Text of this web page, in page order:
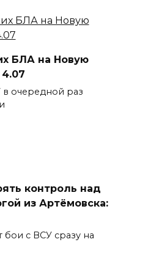
БЛА на Новую
очередной раз
контроль над
из Артёмовска:
бои с ВСУ сразу на